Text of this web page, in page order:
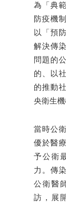
為「典
防疫機
以「預
解決傳
問題的
的、以
的推動
央衛生機
當時公
優於醫
予公衛
力。傳
公衛醫
訪，展